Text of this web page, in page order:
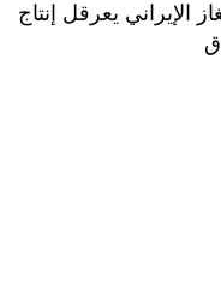
الإيراني يعرقل إنتاج